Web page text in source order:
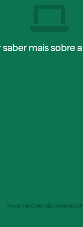
mais sobre a
Fique tranquilo, não enviamos